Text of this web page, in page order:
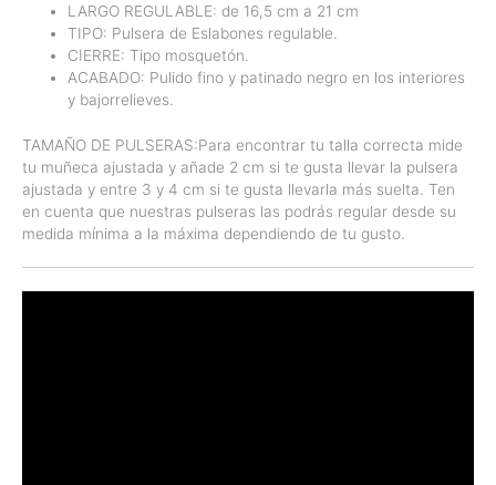
LARGO REGULABLE: de 16,5 cm a 21 cm
TIPO: Pulsera de Eslabones regulable.
CIERRE: Tipo mosquetón.
ACABADO: Pulido fino y patinado negro en los interiores
y bajorrelieves.
TAMAÑO DE PULSERAS:Para encontrar tu talla correcta mide
tu muñeca ajustada y añade 2 cm si te gusta llevar la pulsera
ajustada y entre 3 y 4 cm si te gusta llevarla más suelta. Ten
en cuenta que nuestras pulseras las podrás regular desde su
medida mínima a la máxima dependiendo de tu gusto.